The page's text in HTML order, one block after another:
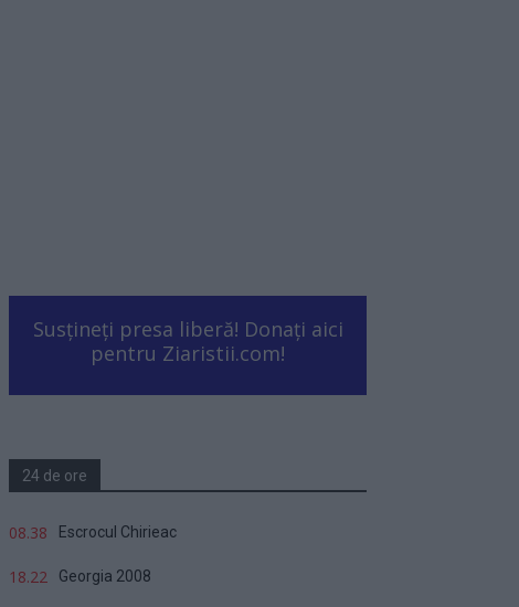
Susțineți presa liberă! Donați aici
pentru Ziaristii.com!
24 de ore
08.38 Escrocul Chirieac
18.22 Georgia 2008